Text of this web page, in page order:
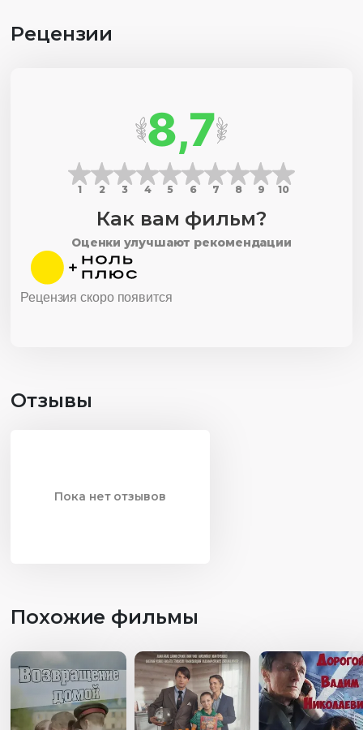
Рецензии
8,7
1 2 3 4 5 6 7 8 9 10
Как вам фильм?
Оценки улучшают рекомендации
Рецензия скоро появится
Отзывы
Пока нет отзывов
Похожие фильмы